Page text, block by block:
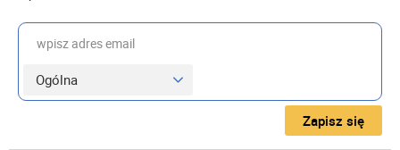
wpisz adres email
Zapisz się